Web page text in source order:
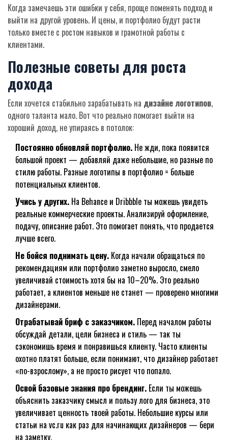
Когда замечаешь эти ошибки у себя, проще поменять подход и
выйти на другой уровень. И цены, и портфолио будут расти
только вместе с ростом навыков и грамотной работы с
клиентами.
Полезные советы для роста
дохода
Если хочется стабильно зарабатывать на дизайне логотипов,
одного таланта мало. Вот что реально помогает выйти на
хороший доход, не упираясь в потолок:
Постоянно обновляй портфолио. Не жди, пока появится
большой проект — добавляй даже небольшие, но разные по
стилю работы. Разные логотипы в портфолио = больше
потенциальных клиентов.
Учись у других. На Behance и Dribbble ты можешь увидеть
реальные коммерческие проекты. Анализируй оформление,
подачу, описание работ. Это помогает понять, что продается
лучше всего.
Не бойся поднимать цену. Когда начали обращаться по
рекомендациям или портфолио заметно выросло, смело
увеличивай стоимость хотя бы на 10–20%. Это реально
работает, а клиентов меньше не станет — проверено многими
дизайнерами.
Отрабатывай бриф с заказчиком. Перед началом работы
обсуждай детали, цели бизнеса и стиль — так ты
сэкономишь время и понравишься клиенту. Часто клиенты
охотно платят больше, если понимают, что дизайнер работает
«по-взрослому», а не просто рисует что попало.
Освой базовые знания про брендинг. Если ты можешь
объяснить заказчику смысл и пользу лого для бизнеса, это
увеличивает ценность твоей работы. Небольшие курсы или
статьи на vc.ru как раз для начинающих дизайнеров — бери
на заметку.